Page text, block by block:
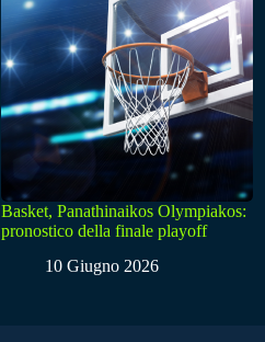
Basket, Panathinaikos Olympiakos:
pronostico della finale playoff
10 Giugno 2026